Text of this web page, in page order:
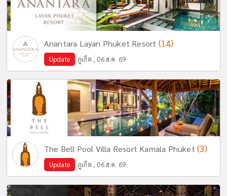
Anantara Layan Phuket Resort (14)
Update ภูเก็ต , 06 ส.ค. 69
The Bell Pool Villa Resort Kamala Phuket (3)
Update ภูเก็ต , 06 ส.ค. 69